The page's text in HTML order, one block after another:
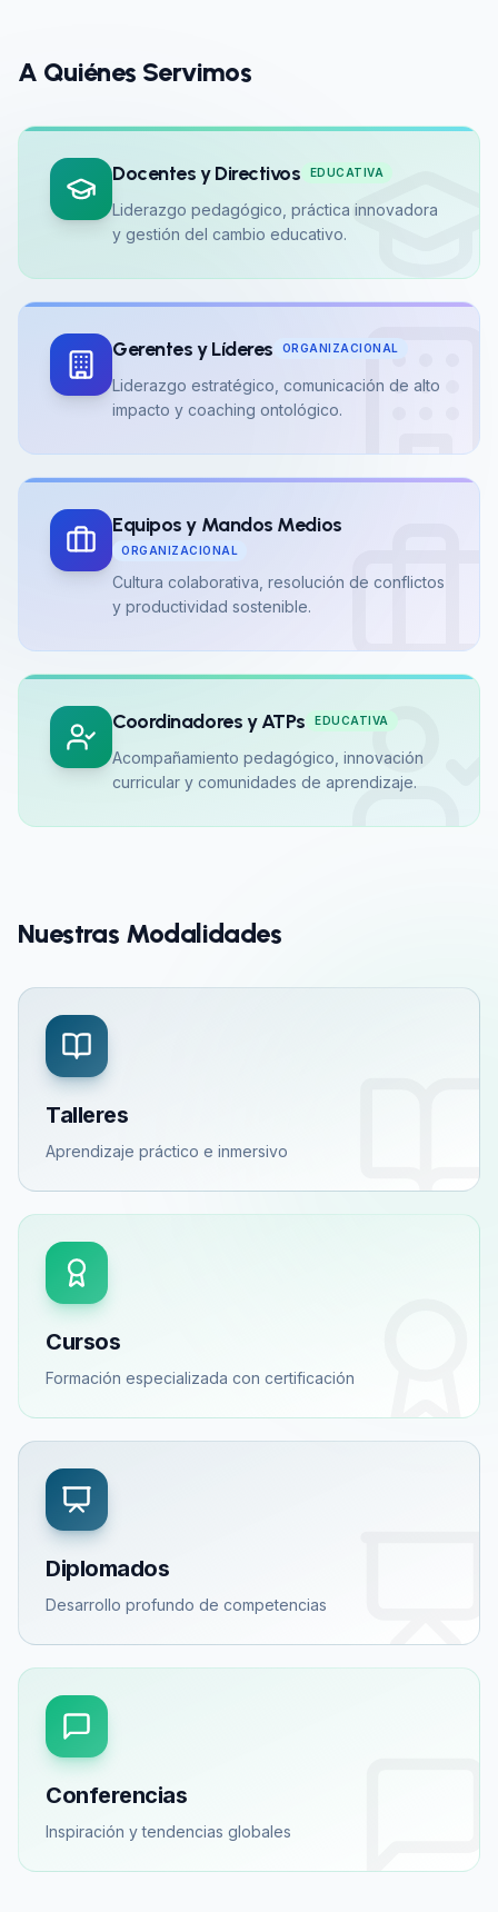
A Quiénes Servimos
Docentes y Directivos EDUCATIVA
Liderazgo pedagógico, práctica innovadora
y gestión del cambio educativo.
Gerentes y Líderes ORGANIZACIONAL
Liderazgo estratégico, comunicación de alto
impacto y coaching ontológico.
Equipos y Mandos Medios
ORGANIZACIONAL
Cultura colaborativa, resolución de conflictos
y productividad sostenible.
Coordinadores y ATPs EDUCATIVA
Acompañamiento pedagógico, innovación
curricular y comunidades de aprendizaje.
Nuestras Modalidades
Talleres
Aprendizaje práctico e inmersivo
Cursos
Formación especializada con certificación
Diplomados
Desarrollo profundo de competencias
Conferencias
Inspiración y tendencias globales